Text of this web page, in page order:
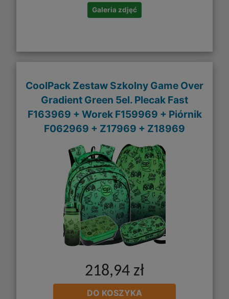
Galeria zdjęć
CoolPack Zestaw Szkolny Game Over
Gradient Green 5el. Plecak Fast
F163969 + Worek F159969 + Piórnik
F062969 + Z17969 + Z18969
218,94 zł
DO KOSZYKA